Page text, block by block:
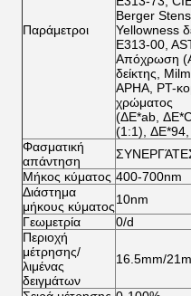
Παράμετροι
Berger
Yellowness
E313-00,
Απόχρωση
δείκτης, Milm
APHA, PT-
χρώματος
(ΔE*ab,
(1:1),
Φασματική
απάντηση
ΣΥΝΕΡΓΆΤΕΣ
Μήκος κύματος 400-700nm
Διάστημα
μήκους κύματος10nm
Γεωμετρία
0/d
Περιοχή
μέτρησης/
λιμένας
δειγμάτων
16.5mm/